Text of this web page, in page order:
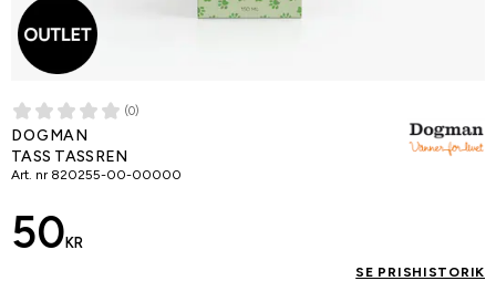
(0)
DOGMAN
TASS TASSREN
Art. nr 820255-00-00000
50 KR
SE PRISHISTORIK